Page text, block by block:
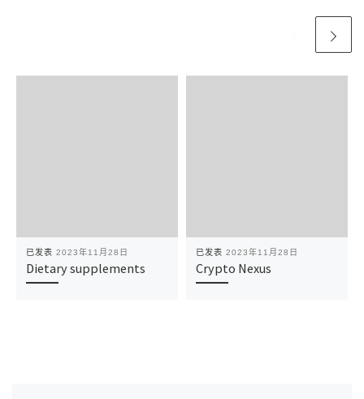
已发表 2023年11月28日
Dietary supplements
已发表 2023年11月28日
Crypto Nexus